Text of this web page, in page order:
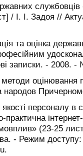
/ І. І. Задоя //
та оцінка
записки. -
оцінювання
народов
персоналу в
(23-25
- Режим